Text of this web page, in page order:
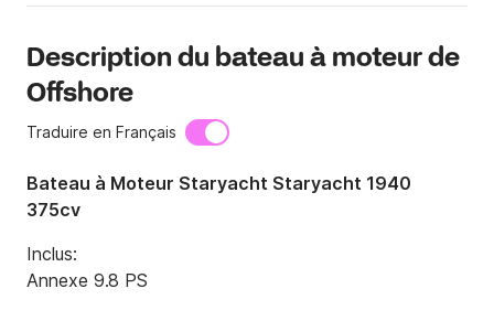
Description du bateau à moteur de
Offshore
Traduire en Français
Bateau à Moteur Staryacht Staryacht 1940
375cv
Inclus:
Annexe 9.8 PS